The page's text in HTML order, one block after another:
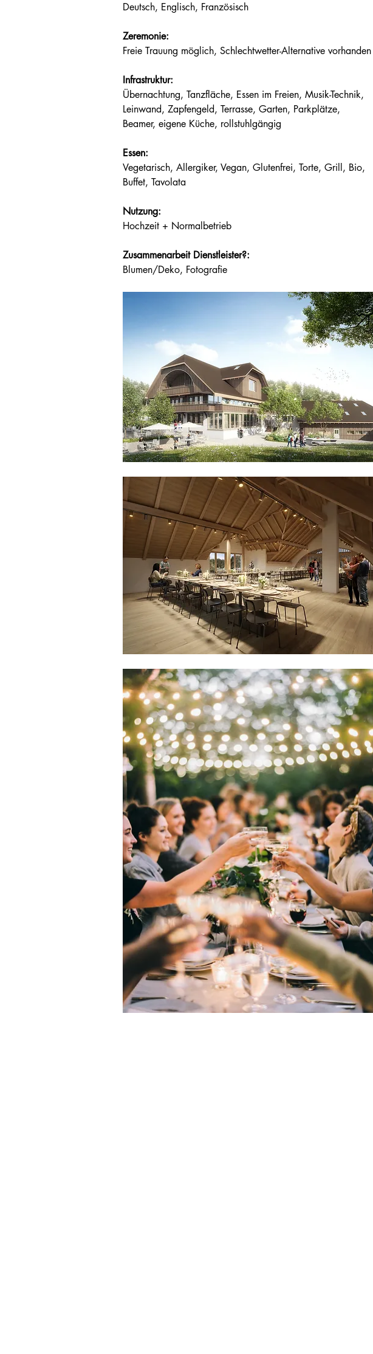
Deutsch, Englisch, Französisch
Zeremonie:
Freie Trauung möglich, Schlechtwetter-Alternative vorhanden
Infrastruktur:
Übernachtung, Tanzfläche, Essen im Freien, Musik-Technik,
Leinwand, Zapfengeld, Terrasse, Garten, Parkplätze,
Beamer, eigene Küche, rollstuhlgängig
Essen:
Vegetarisch, Allergiker, Vegan, Glutenfrei, Torte, Grill, Bio,
Buffet, Tavolata
Nutzung:
Hochzeit + Normalbetrieb
Zusammenarbeit Dienstleister?:
Blumen/Deko, Fotografie